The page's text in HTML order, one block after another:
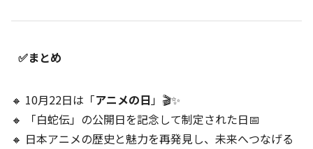
✅まとめ
🔸 10月22日は「アニメの日」🎬✨
🔸 「白蛇伝」の公開日を記念して制定された日📅
🔸 日本アニメの歴史と魅力を再発見し、未来へつなげる